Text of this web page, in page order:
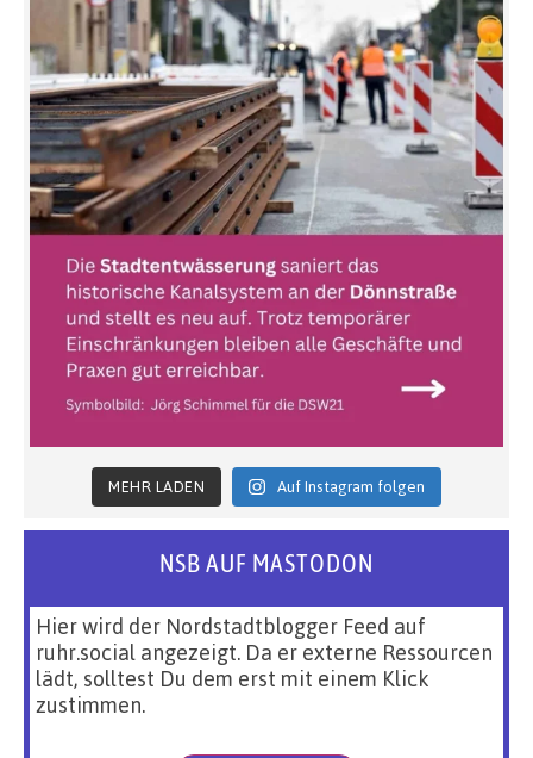
MEHR LADEN Auf Instagram folgen
NSB AUF MASTODON
Hier wird der Nordstadtblogger Feed auf
ruhr.social angezeigt. Da er externe Ressourcen
lädt, solltest Du dem erst mit einem Klick
zustimmen.